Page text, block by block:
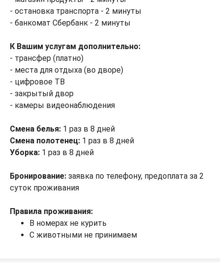
- остановка транспорта - 2 минуты
- банкомат Сбербанк - 2 минуты
К Вашим услугам дополнительно:
- трансфер (платно)
- места для отдыха (во дворе)
- цифровое ТВ
- закрытый двор
- камеры видеонаблюдения
Смена белья: 1 раз в 8 дней
Смена полотенец: 1 раз в 8 дней
Уборка: 1 раз в 8 дней
Бронирование: заявка по телефону, предоплата за 2
суток проживания
Правила проживания:
В номерах не курить
С животными не принимаем